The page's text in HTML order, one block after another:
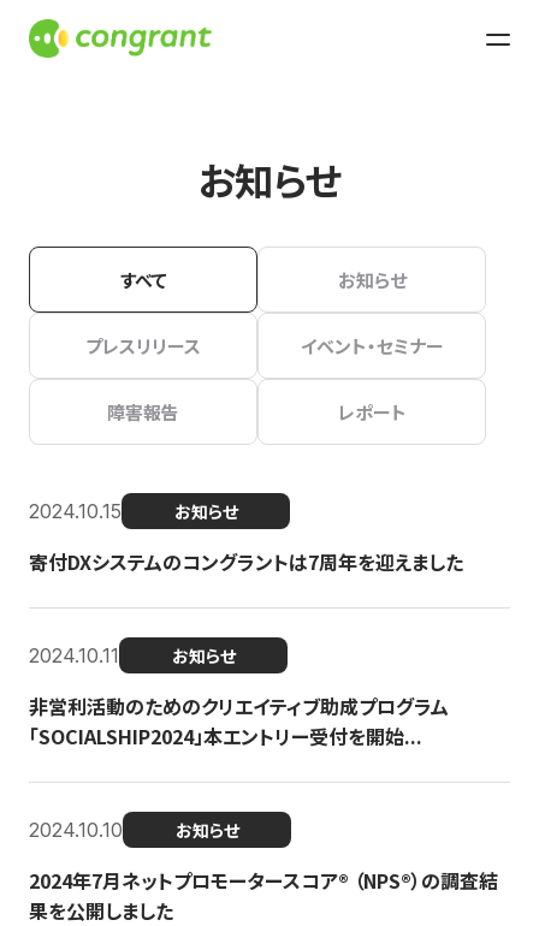
お知らせ
すべて お知らせ
プレスリリース イベント・セミナー
障害報告 レポート
2024.10.15 お知らせ
寄付DXシステムのコングラントは7周年を迎えました
2024.10.11 お知らせ
非営利活動のためのクリエイティブ助成プログラム
「SOCIALSHIP2024」本エントリー受付を開始...
2024.10.10 お知らせ
2024年7月ネットプロモータースコア®︎ （NPS®︎）の調査結
果を公開しました